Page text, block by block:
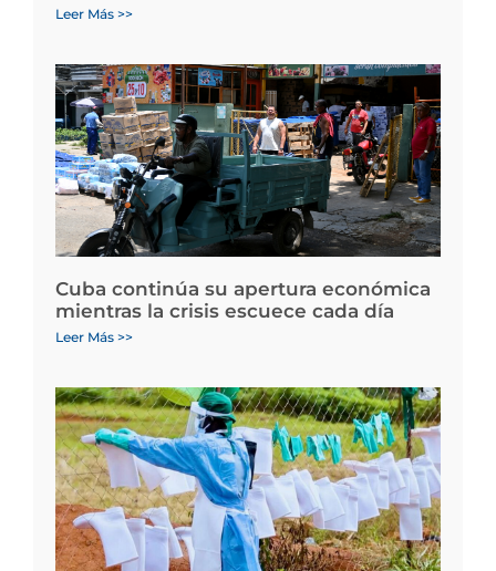
Leer Más >>
Cuba continúa su apertura económica
mientras la crisis escuece cada día
Leer Más >>